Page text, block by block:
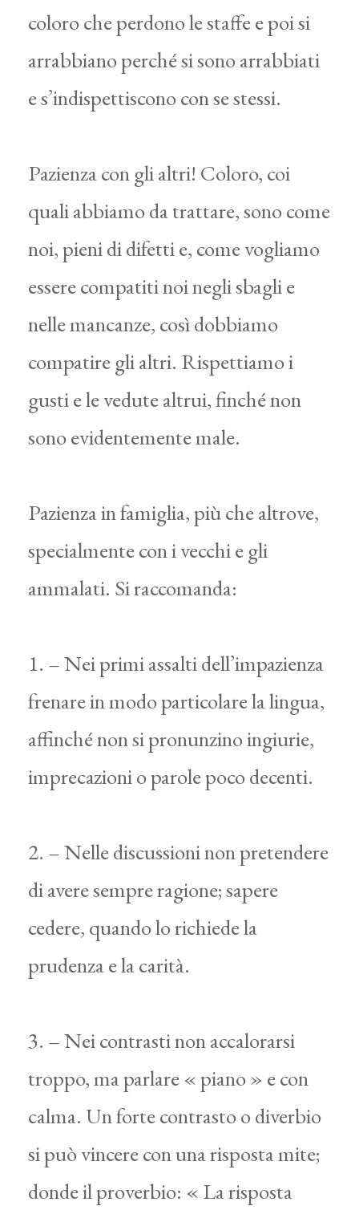
coloro che perdono le staffe e poi si
arrabbiano perché si sono arrabbiati
e s’indispettiscono con se stessi.
Pazienza con gli altri! Coloro, coi
quali abbiamo da trattare, sono come
noi, pieni di difetti e, come vogliamo
essere compatiti noi negli sbagli e
nelle mancanze, così dobbiamo
compatire gli altri. Rispettiamo i
gusti e le vedute altrui, finché non
sono evidentemente male.
Pazienza in famiglia, più che altrove,
specialmente con i vecchi e gli
ammalati. Si raccomanda:
1. – Nei primi assalti dell’impazienza
frenare in modo particolare la lingua,
affinché non si pronunzino ingiurie,
imprecazioni o parole poco decenti.
2. – Nelle discussioni non pretendere
di avere sempre ragione; sapere
cedere, quando lo richiede la
prudenza e la carità.
3. – Nei contrasti non accalorarsi
troppo, ma parlare « piano » e con
calma. Un forte contrasto o diverbio
si può vincere con una risposta mite;
donde il proverbio: « La risposta